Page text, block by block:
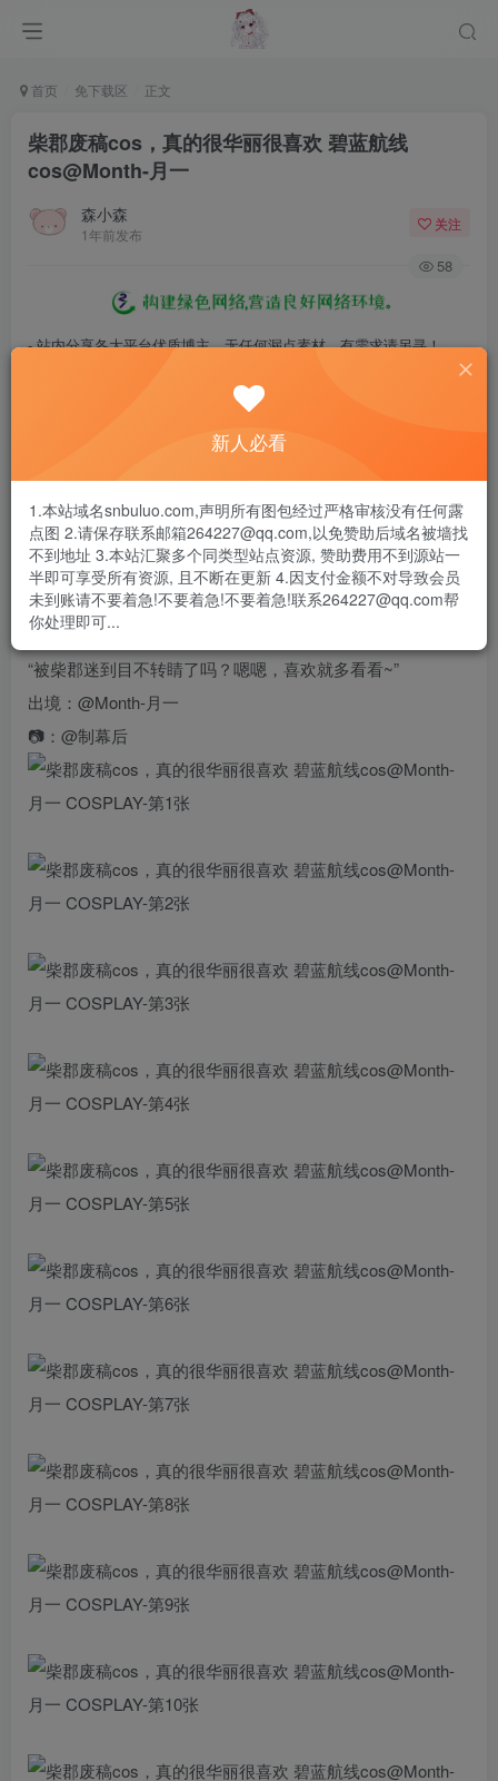
首页 免下载区 正文
柴郡废稿cos，真的很华丽很喜欢 碧蓝航线
cos@Month-月一
森小森
1年前发布
关注
58
- 站内分享各大平台优质博主，无任何漏点素材，有需求请另寻！
- 百度网盘提示提取码错误，请更换浏览器重试，这是百度网盘版本问
- 遇见解压密码不对、无法解压，请查看《解压教程》
- 资源失效/充值未到账/账号解禁...等问题请《提交工单》
#cosplay# #二次元cos大赏##cosplay正片##柴郡##碧蓝航线
cos#
柴郡废稿cos，真的很华丽很喜欢
“被柴郡迷到目不转睛了吗？嗯嗯，喜欢就多看看~”
出境：@Month-月一
📷：@制幕后 ​​​
新人必看
1.本站域名snbuluo.com,声明所有图包经过严格审核没有任何露
点图 2.请保存联系邮箱264227@qq.com,以免赞助后域名被墙找
不到地址 3.本站汇聚多个同类型站点资源, 赞助费用不到源站一
半即可享受所有资源, 且不断在更新 4.因支付金额不对导致会员
未到账请不要着急!不要着急!不要着急!联系264227@qq.com帮
你处理即可...